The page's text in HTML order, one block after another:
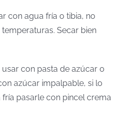
con agua fría o tibia, no
Secar bien
usar con pasta de azúcar o
azúcar impalpable, si lo
pasarle con pincel crema